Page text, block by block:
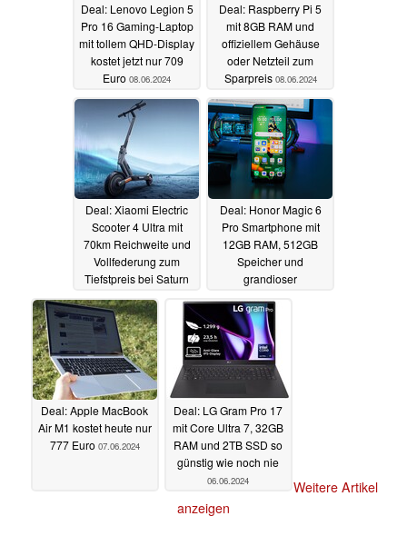
Deal: Lenovo Legion 5
Pro 16 Gaming-Laptop
mit tollem QHD-Display
kostet jetzt nur 709
Euro 08.06.2024
Deal: Raspberry Pi 5
mit 8GB RAM und
offiziellem Gehäuse
oder Netzteil zum
Sparpreis 08.06.2024
Deal: Xiaomi Electric
Scooter 4 Ultra mit
70km Reichweite und
Vollfederung zum
Tiefstpreis bei Saturn
und Media Markt
07.06.2024
Deal: Honor Magic 6
Pro Smartphone mit
12GB RAM, 512GB
Speicher und
grandioser
Bestpreis07.06.2024
Deal: Apple MacBook
Air M1 kostet heute nur
777 Euro 07.06.2024
Deal: LG Gram Pro 17
mit Core Ultra 7, 32GB
RAM und 2TB SSD so
günstig wie noch nie
06.06.2024
Weitere Artikel
anzeigen